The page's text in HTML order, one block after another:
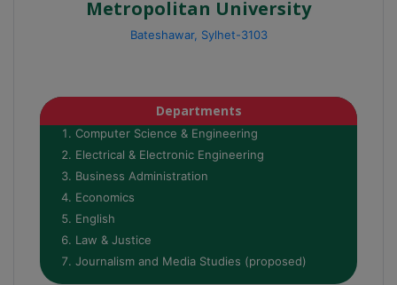
Metropolitan University
Bateshawar, Sylhet-3103
Departments
Computer Science & Engineering
Electrical & Electronic Engineering
Business Administration
Economics
English
Law & Justice
Journalism and Media Studies (proposed)